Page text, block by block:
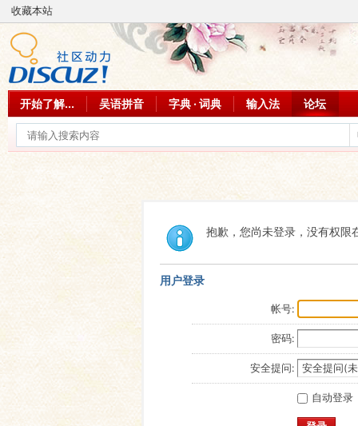
收藏本站
开始了解... 吴语拼音 字典 · 词典 输入法 论坛
抱歉，您尚未登录，没有权限
用户登录
帐号:
密码:
安全提问:
自动登录